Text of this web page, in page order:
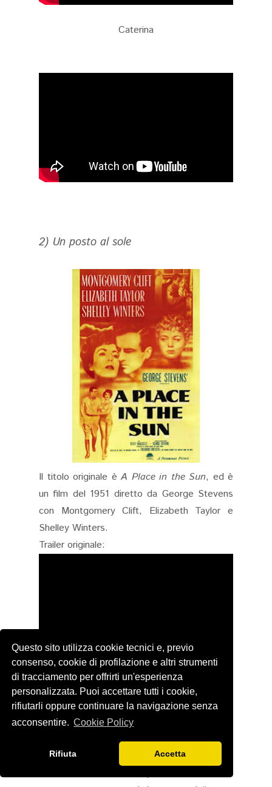
Questo sito utilizza cookie tecnici e, previo
consenso, cookie di profilazione e altri strumenti
di tracciamento per offrirti un'esperienza
personalizzata. Puoi accettare tutti i cookie,
rifiutarli oppure continuare la navigazione senza
acconsentire. Cookie Policy
Rifiuta Accetta
Caterina
2) Un posto al sole
Il titolo originale è A Place in the Sun, ed è
un film del 1951 diretto da George Stevens
con Montgomery Clift, Elizabeth Taylor e
Shelley Winters.
Trailer originale:
La trama in breve: George Eastman è un
ragazzo di modeste condizioni che arriva
nella città dove lo zio, un facoltoso
industriale, gli ha promesso un posto nella
sua fabbrica e le possibilità di fare una bella
carriera. Inizia come operaio, e nel suo